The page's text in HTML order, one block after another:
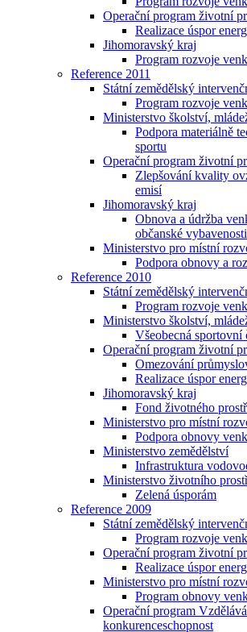
Operační program životní
Realizace úspor
Jihomoravský kraj
Program rozvoje
Reference 2011
Státní zemědělský
Program rozvoje
Ministerstvo školství,
Podpora materiálně
sportu
Operační program životní
Zlepšování kvality
emisí
Jihomoravský kraj
Obnova a údržba
občanské vybavenosti
Ministerstvo pro místní
Podpora obnovy a
Reference 2010
Státní zemědělský
Program rozvoje
Ministerstvo školství,
Všeobecná sportovní
Operační program životní
Omezování
Realizace úspor
Jihomoravský kraj
Fond životného
Ministerstvo pro místní
Podpora obnovy
Ministerstvo zemědělství
Infrastruktura
Ministerstvo životního
Zelená úsporám
Reference 2009
Státní zemědělský
Program rozvoje
Operační program životní
Realizace úspor
Ministerstvo pro místní
Program obnovy
Operační program
konkurenceschopnost